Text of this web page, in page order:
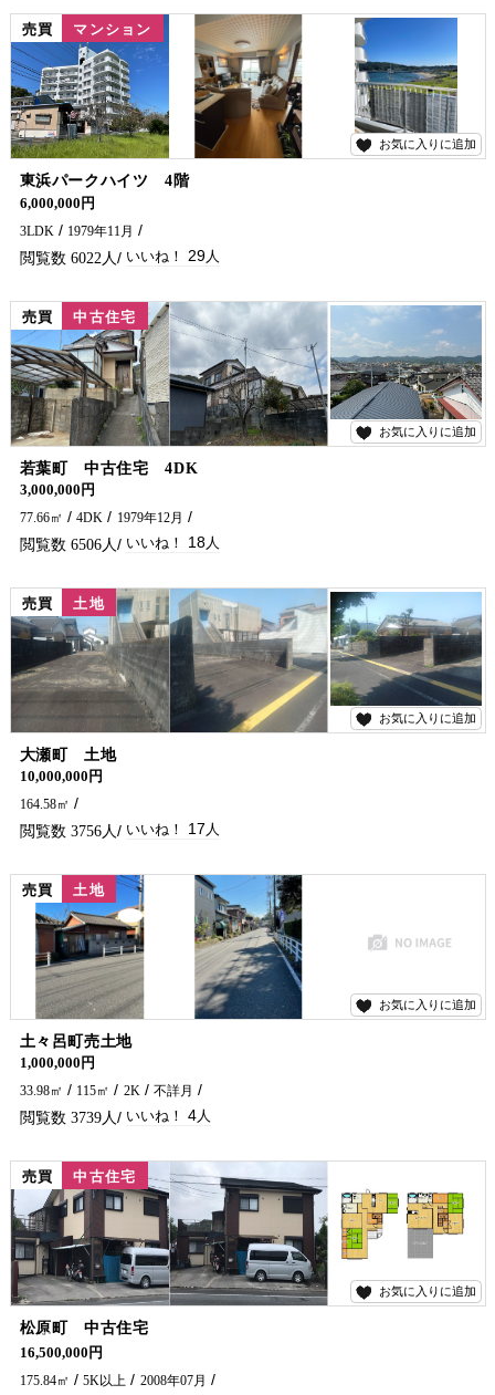
売買 マンション
お気に入りに追加
東浜パークハイツ 4階
海好きな人にはたまらない物件です！！
6,000,000円
3LDK
1979年11月
6022 29
売買 中古住宅
お気に入りに追加
若葉町 中古住宅 4DK
3,000,000円
77.66㎡
4DK 1979年12月
6506 18
売買 土地
お気に入りに追加
大瀬町 土地
10,000,000円
164.58㎡
3756 17
売買 土地
お気に入りに追加
土々呂町売土地
1,000,000円
33.98㎡
115㎡ 2K 不詳月
3739 4
売買 中古住宅
お気に入りに追加
松原町 中古住宅
10号線沿いで、小中学校が近くにあります。 各階にバス・トイレ・キッチンがあるので、2世帯で生活ができます。
16,500,000円
175.84㎡
5K以上 2008年07月